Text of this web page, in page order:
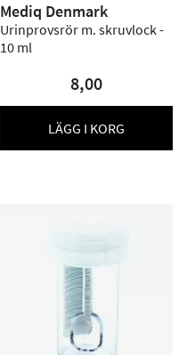
Mediq Denmark
Urinprovsrör m. skruvlock -
10 ml
8,00
LÄGG I KORG